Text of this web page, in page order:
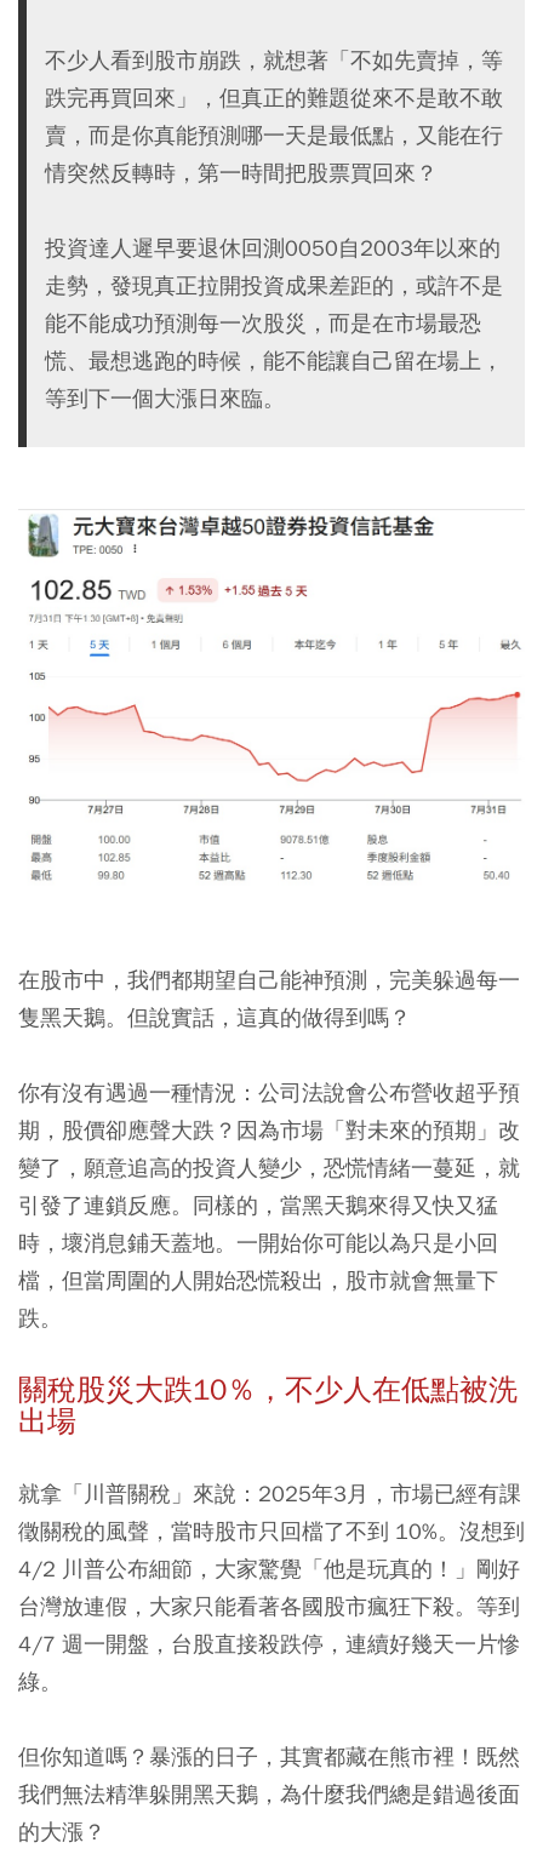
不少人看到股市崩跌，就想著「不如先賣掉，等
跌完再買回來」，但真正的難題從來不是敢不敢
賣，而是你真能預測哪一天是最低點，又能在行
情突然反轉時，第一時間把股票買回來？
投資達人遲早要退休回測0050自2003年以來的
走勢，發現真正拉開投資成果差距的，或許不是
能不能成功預測每一次股災，而是在市場最恐
慌、最想逃跑的時候，能不能讓自己留在場上，
等到下一個大漲日來臨。
在股市中，我們都期望自己能神預測，完美躲過每一
隻黑天鵝。但說實話，這真的做得到嗎？
你有沒有遇過一種情況：公司法說會公布營收超乎預
期，股價卻應聲大跌？因為市場「對未來的預期」改
變了，願意追高的投資人變少，恐慌情緒一蔓延，就
引發了連鎖反應。同樣的，當黑天鵝來得又快又猛
時，壞消息鋪天蓋地。一開始你可能以為只是小回
檔，但當周圍的人開始恐慌殺出，股市就會無量下
跌。
關稅股災大跌10％，不少人在低點被洗
出場
就拿「川普關稅」來說：2025年3月，市場已經有課
徵關稅的風聲，當時股市只回檔了不到 10%。沒想到
4/2 川普公布細節，大家驚覺「他是玩真的！」剛好
台灣放連假，大家只能看著各國股市瘋狂下殺。等到
4/7 週一開盤，台股直接殺跌停，連續好幾天一片慘
綠。
但你知道嗎？暴漲的日子，其實都藏在熊市裡！既然
我們無法精準躲開黑天鵝，為什麼我們總是錯過後面
的大漲？